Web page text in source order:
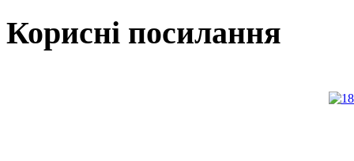
Корисні посилання